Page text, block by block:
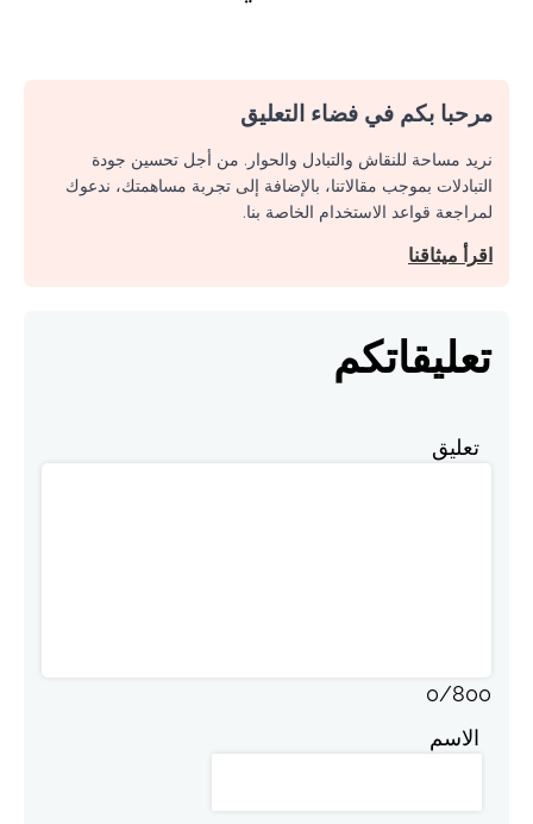
مرحبا بكم في فضاء التعليق
نريد مساحة للنقاش والتبادل والحوار. من أجل تحسين جودة
التبادلات بموجب مقالاتنا، بالإضافة إلى تجربة مساهمتك، ندعوك
لمراجعة قواعد الاستخدام الخاصة بنا.
اقرأ ميثاقنا
تعليقاتكم
تعليق
0/800
الاسم